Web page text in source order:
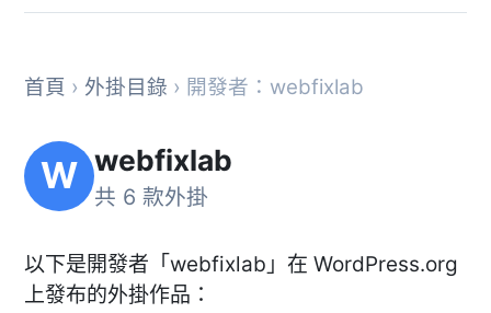
首頁 › 外掛目錄 › 開發者：webfixlab
W webfixlab
共 6 款外掛
以下是開發者「webfixlab」在 WordPress.org
上發布的外掛作品：